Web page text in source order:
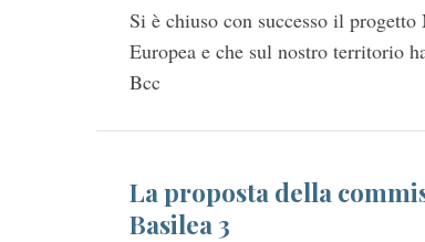
Si è chiuso con successo il
Europea e che sul nostro territorio
Bcc
La proposta della
Basilea 3